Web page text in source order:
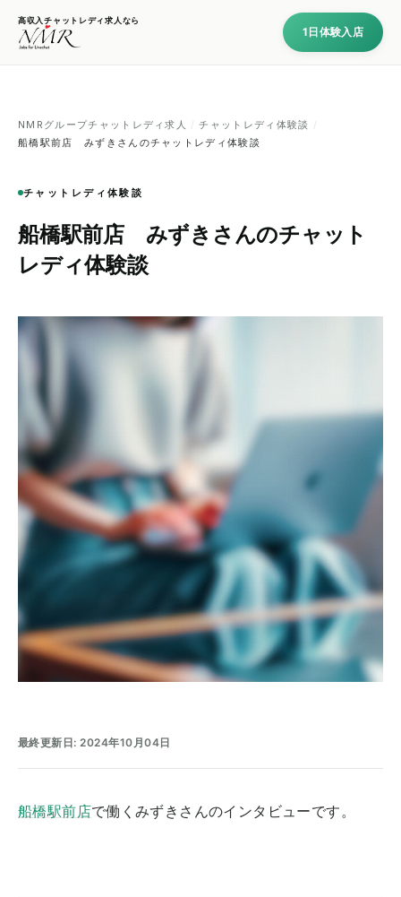
高収入チャットレディ求人なら
1日体験入店
NMRグループチャットレディ求人 / チャットレディ体験談 /
船橋駅前店 みずきさんのチャットレディ体験談
チャットレディ体験談
船橋駅前店 みずきさんのチャット
レディ体験談
最終更新日: 2024年10月04日
船橋駅前店で働くみずきさんのインタビューです。